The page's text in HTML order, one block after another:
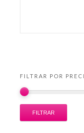
FILTRAR POR
FILTRAR